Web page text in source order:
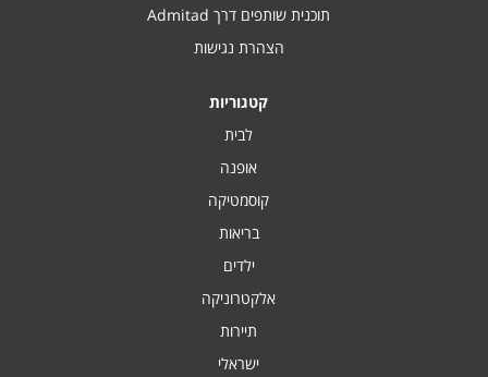
תוכנית שותפים דרך Admitad
הצהרת נגישות
קטגוריות
לבית
אופנה
קוסמטיקה
בריאות
ילדים
אלקטרוניקה
תיירות
ישראלי